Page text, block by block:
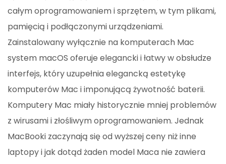
całym oprogramowaniem i sprzętem, w tym plikami,
pamięcią i podłączonymi urządzeniami.
Zainstalowany wyłącznie na komputerach Mac
system macOS oferuje elegancki i łatwy w obsłudze
interfejs, który uzupełnia elegancką estetykę
komputerów Mac i imponującą żywotność baterii.
Komputery Mac miały historycznie mniej problemów
z wirusami i złośliwym oprogramowaniem. Jednak
MacBooki zaczynają się od wyższej ceny niż inne
laptopy i jak dotąd żaden model Maca nie zawiera